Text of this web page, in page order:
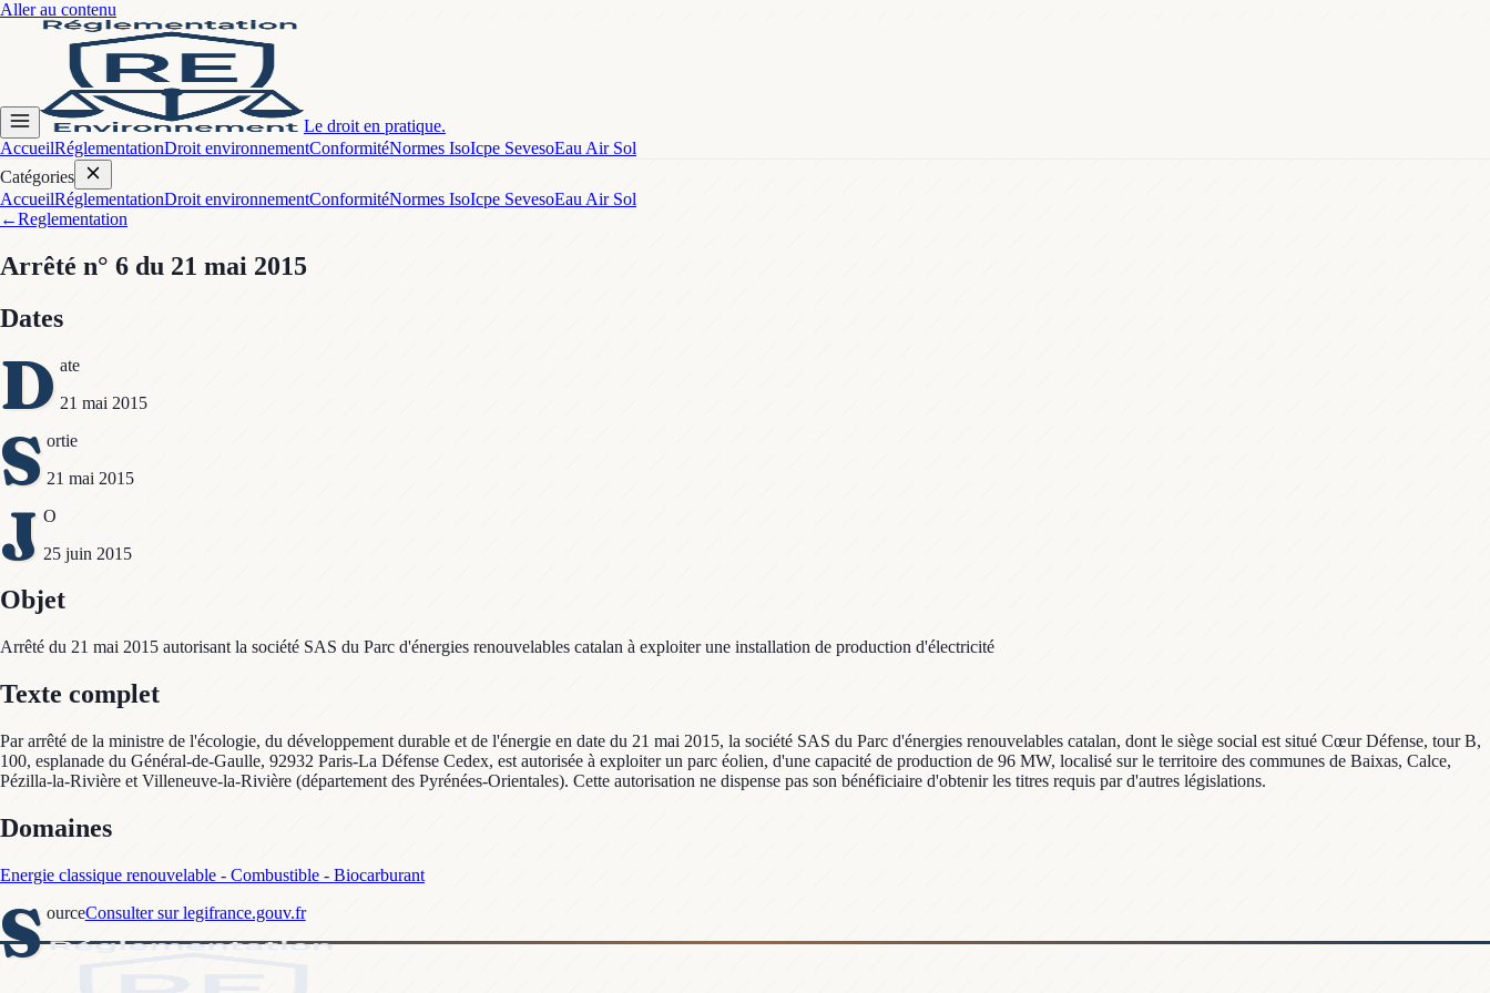
Aller au contenu
Le droit en pratique.
AccueilRéglementationDroit environnementConformitéNormes IsoIcpe SevesoEau Air Sol
Catégories
AccueilRéglementationDroit environnementConformitéNormes IsoIcpe SevesoEau Air Sol
←Reglementation
Arrêté n° 6 du 21 mai 2015
Dates
D ate
21 mai 2015
S ortie
21 mai 2015
J O
25 juin 2015
Objet
Arrêté du 21 mai 2015 autorisant la société SAS du Parc d'énergies renouvelables catalan à exploiter une installation de production d'électricité
Texte complet
Par arrêté de la ministre de l'écologie, du développement durable et de l'énergie en date du 21 mai 2015, la société SAS du Parc d'énergies renouvelables catalan, dont le siège social est situé Cœur Défense, tour B,
100, esplanade du Général-de-Gaulle, 92932 Paris-La Défense Cedex, est autorisée à exploiter un parc éolien, d'une capacité de production de 96 MW, localisé sur le territoire des communes de Baixas, Calce,
Pézilla-la-Rivière et Villeneuve-la-Rivière (département des Pyrénées-Orientales). Cette autorisation ne dispense pas son bénéficiaire d'obtenir les titres requis par d'autres législations.
Domaines
Energie classique renouvelable - Combustible - Biocarburant
S ourceConsulter sur legifrance.gouv.fr